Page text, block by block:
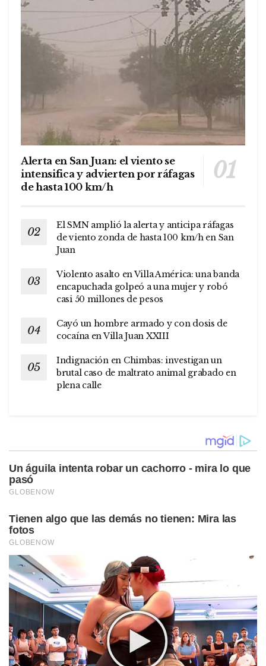
Alerta en San Juan: el viento se
intensifica y advierten por ráfagas
de hasta 100 km/h
El SMN amplió la alerta y anticipa ráfagas
de viento zonda de hasta 100 km/h en San
Juan
Violento asalto en Villa América: una banda
encapuchada golpeó a una mujer y robó
casi 50 millones de pesos
Cayó un hombre armado y con dosis de
cocaína en Villa Juan XXIII
Indignación en Chimbas: investigan un
brutal caso de maltrato animal grabado en
plena calle